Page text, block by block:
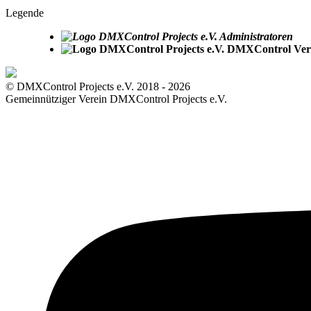
Legende
Administratoren
DMXControl
© DMXControl Projects e.V. 2018 - 2026
Gemeinnütziger Verein DMXControl Projects e.V.